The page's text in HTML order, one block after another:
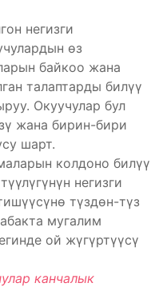
негизги
өз
байкоо жана
талаптарды билүү
Окуучулар бул
жана бирин-бири
шарт.
колдоно билүү
негизги
түздөн-түз
мугалим
ой жүгүртүүсү
канчалык